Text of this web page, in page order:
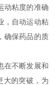
动粘度的准确
，自动运动粘
确保药品的质
不断发展和
大的突破，为